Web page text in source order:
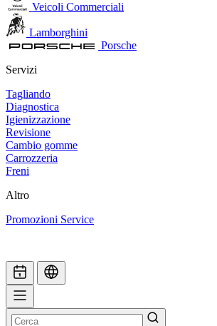
Veicoli Commerciali
Lamborghini
Porsche
Servizi
Tagliando
Diagnostica
Igienizzazione
Revisione
Cambio gomme
Carrozzeria
Freni
Altro
Promozioni Service